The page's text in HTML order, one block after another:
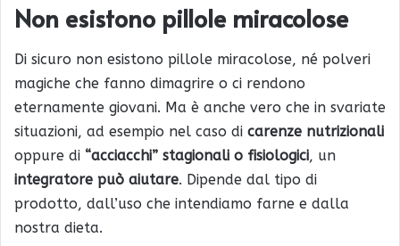
Non esistono pillole miracolose
Di sicuro non esistono pillole miracolose, né polveri
magiche che fanno dimagrire o ci rendono
eternamente giovani. Ma è anche vero che in svariate
situazioni, ad esempio nel caso di carenze nutrizionali
oppure di “acciacchi” stagionali o fisiologici, un
integratore può aiutare. Dipende dal tipo di
prodotto, dall’uso che intendiamo farne e dalla
nostra dieta.